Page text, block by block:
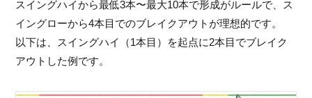
スイングハイから最低3本〜最大10本で形成がルールで、ス
イングローから4本目でのブレイクアウトが理想的です。
以下は、スイングハイ（1本目）を起点に2本目でブレイク
アウトした例です。